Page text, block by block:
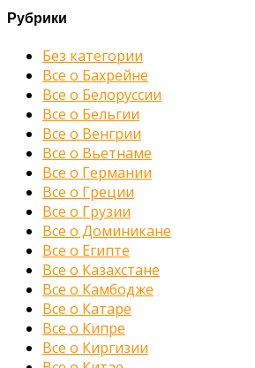
Рубрики
Без категории
Все о Бахрейне
Все о Белоруссии
Все о Бельгии
Все о Венгрии
Все о Вьетнаме
Все о Германии
Все о Греции
Все о Грузии
Все о Доминикане
Все о Египте
Все о Казахстане
Все о Камбодже
Все о Катаре
Все о Кипре
Все о Киргизии